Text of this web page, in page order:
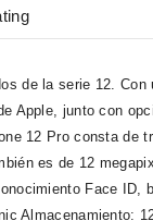
de la serie 12.
Apple, junto con
12 Pro consta de
es de 12
Face
Almacenamiento: